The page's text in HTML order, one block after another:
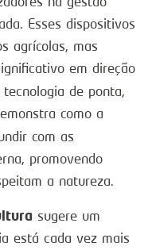
Esses dispositivos
agrícolas, mas
em direção
de ponta,
como a
com as
promovendo
a natureza.
sugere um
está cada vez mais